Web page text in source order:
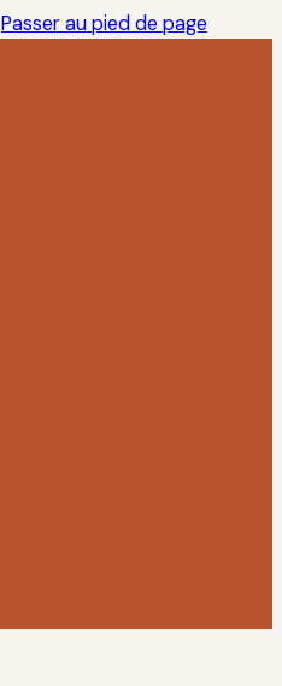
Passer au pied de page